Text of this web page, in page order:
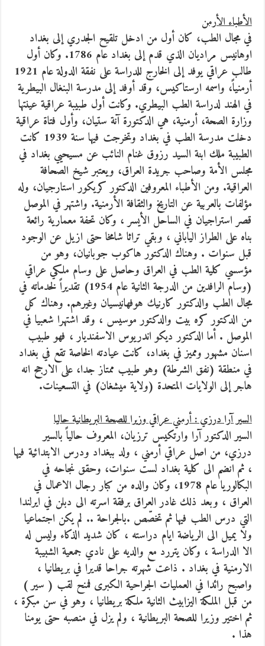
الأطباء الأرمن
في مجال الطب، كان أول من ادخل تلقيح الجدري إلى بغداد
اوهانيس مراديان الذي قدم إلى بغداد عام 1786. وكان أول
طالب عراقي يوفد إلى الخارج للدراسة على نفقة الدولة عام 1921
أرمنياً، واسمه ارستاكيس، وقد أوفد إلى مدرسة البنغال البيطرية
في الهند لدراسة الطب البيطري. وكانت أول طبيبة عراقية عينتها
وزارة الصحة، أرمنية، هي الدكتورة آنة ستيان، وأول فتاة عراقية
دخلت مدرسة الطب في بغداد وتخرجت فيها سنة 1939 كانت
الطبيبة ملك ابنة السيد رزوق غنام النائب عن مسيحيي بغداد في
مجلس الأمة وصاحب جريدة العراق، ويعتبر شيخ الصحافة
العراقية. ومن الأطباء المعروفين الدكتور كريكور استارجيان، وله
مؤلفات بالعربية عن التاريخ والثقافة الأرمنية. واشتهر في الموصل
قصر استراجيان في الساحل الأيسر ، وكان تحفة معمارية رائعة
بناه على الطراز الياباني ، وبقي تراثا شامخا حتى ازيل عن الوجود
قبل سنوات . وهناك الدكتور هاكوب جوبانيان، وهو من
مؤسسي كلية الطب في العراق وحاصل على وسام ملكي عراقي
(وسام الرافدين من الدرجة الثانية عام 1954) تقديراً لخدماته في
مجال الطب والدكتور كارنيك هوفهانيسيان وغيرهم. وهناك كل
من الدكتور كره بيت والدكتور موسيس ، وقد اشتهرا شعبيا في
الموصل . أما الدكتور ديكو اندريوس الاسفنديار ، فهو طبيب
اسنان مشهور ومميز في بغداد، كانت عيادته الخاصة تقع في بغداد
في منطقة (نفق الشرطة) وهو طبيب ممتاز جدا، على الارجح انه
هاجر إلى الولايات المتحدة (ولاية ميشغان) في التسعينات.
السير آرا درزي : أرمني عراقي وزيرا للصحة البريطانية حاليا
السير الدكتور آرا وارتكيس ترزيان، المعروف حالياً بالسير
درزي، من اصل عراقي أرمني ، ولد ببغداد ودرس الابتدائية فيها
، ثم انضم الى كلية بغداد لست سنوات، وحقق نجاحه في
البكالوريا عام 1978، وكان والده من كبار رجال الاعمال في
العراق ، وبعد ذلك غادر العراق برفقة اسرته الى دبلن في ايرلندا
التي درس الطب فيها ثم تخصّص .بالجراحة .. لم يكن اجتماعيا
ولا يميل الى الرياضة ايام دراسته ، كان شديد الذكاء وليس له
الا الدراسة ، وكان يتررد مع والديه على نادي جمعية الشبيبة
الارمنية في بغداد . ذاعت شهرته جراحا قديرا في بريطانيا ،
واصبح رائدا في العمليات الجراحية الكبرى فمنح لقب ( سير )
من قبل الملكة اليزابيث الثانية ملكة بريطانيا ، وهو في سن مبكرة ،
ثم اختير وزيرا للصحة البريطانية ، ولم يزل في منصبه حتى يومنا
هذا .